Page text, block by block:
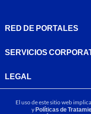
RED DE PORTALES
SERVICIOS
LEGAL
El uso de este sitio web
yPolíticas de